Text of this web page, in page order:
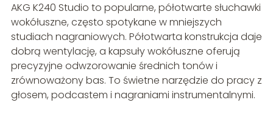
AKG K240 Studio to popularne, półotwarte słuchawki
wokółuszne, często spotykane w mniejszych
studiach nagraniowych. Półotwarta konstrukcja daje
dobrą wentylację, a kapsuły wokółuszne oferują
precyzyjne odwzorowanie średnich tonów i
zrównoważony bas. To świetne narzędzie do pracy z
głosem, podcastem i nagraniami instrumentalnymi.